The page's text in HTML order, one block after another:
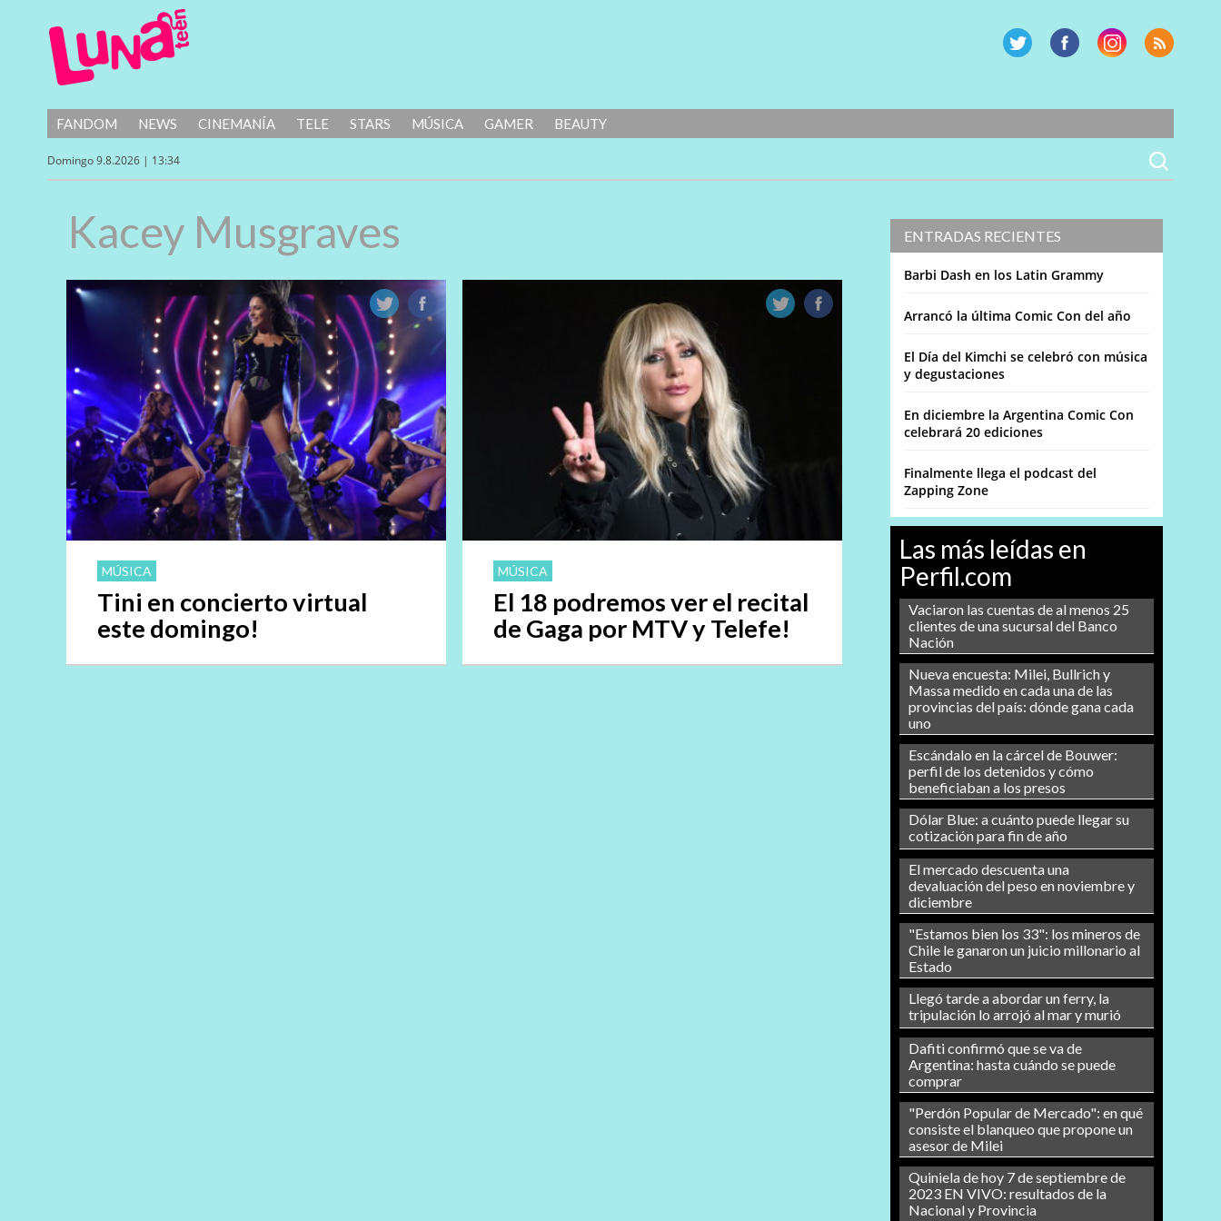
FANDOM NEWS CINEMANÍA TELE STARS MÚSICA GAMER BEAUTY
Domingo 9.8.2026 | 13:34
ENTRADAS RECIENTES
Barbi Dash en los Latin Grammy
Arrancó la última Comic Con del año
El Día del Kimchi se celebró con música
y degustaciones
En diciembre la Argentina Comic Con
celebrará 20 ediciones
Finalmente llega el podcast del
Zapping Zone
Las más leídas en
Perfil.com
Vaciaron las cuentas de al menos 25
clientes de una sucursal del Banco
Nación
Nueva encuesta: Milei, Bullrich y
Massa medido en cada una de las
provincias del país: dónde gana cada
uno
Escándalo en la cárcel de Bouwer:
perfil de los detenidos y cómo
beneficiaban a los presos
Dólar Blue: a cuánto puede llegar su
cotización para fin de año
El mercado descuenta una
devaluación del peso en noviembre y
diciembre
"Estamos bien los 33": los mineros de
Chile le ganaron un juicio millonario al
Estado
Llegó tarde a abordar un ferry, la
tripulación lo arrojó al mar y murió
Dafiti confirmó que se va de
Argentina: hasta cuándo se puede
comprar
"Perdón Popular de Mercado": en qué
consiste el blanqueo que propone un
asesor de Milei
Quiniela de hoy 7 de septiembre de
2023 EN VIVO: resultados de la
Nacional y Provincia
Kacey Musgraves
MÚSICA
Tini en concierto virtual
este domingo!
MÚSICA
El 18 podremos ver el recital
de Gaga por MTV y Telefe!